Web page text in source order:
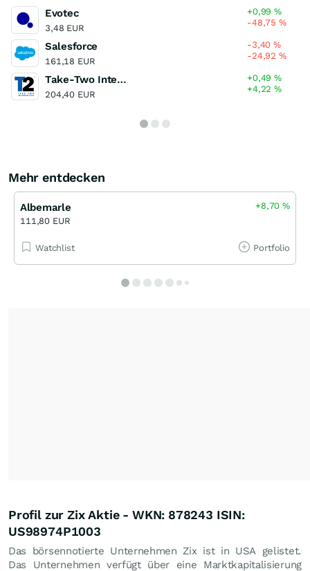
Evotec
3,48 EUR
+0,99%
-48,75%
Salesforce
161,18 EUR
-3,40%
-24,92%
Take-Two Interactive Software
204,40 EUR
+0,49%
+4,22%
Mehr entdecken
Albemarle
111,80 EUR
+8,70%
Watchlist Portfolio
Profil zur Zix Aktie - WKN: 878243 ISIN:
US98974P1003
Das börsennotierte Unternehmen Zix ist in USA gelistet.
Das Unternehmen verfügt über eine Marktkapitalisierung